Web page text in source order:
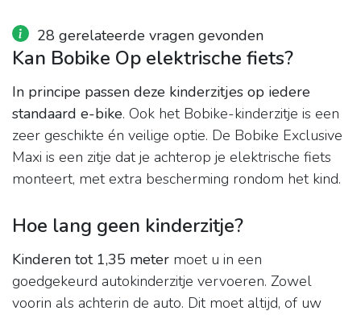
28 gerelateerde vragen gevonden
Kan Bobike Op elektrische fiets?
In principe passen deze kinderzitjes op iedere
standaard e-bike. Ook het Bobike-kinderzitje is een
zeer geschikte én veilige optie. De Bobike Exclusive
Maxi is een zitje dat je achterop je elektrische fiets
monteert, met extra bescherming rondom het kind.
Hoe lang geen kinderzitje?
Kinderen tot 1,35 meter moet u in een
goedgekeurd autokinderzitje vervoeren. Zowel
voorin als achterin de auto. Dit moet altijd, of uw